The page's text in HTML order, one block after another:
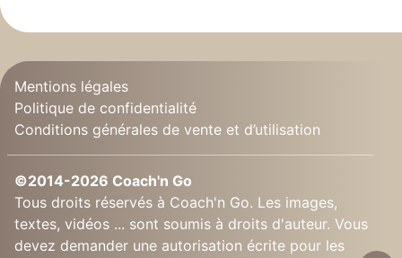
Mentions légales
Politique de confidentialité
Conditions générales de vente et d’utilisation
©2014-2026 Coach'n Go
Tous droits réservés à Coach'n Go. Les images,
textes, vidéos ... sont soumis à droits d'auteur. Vous
devez demander une autorisation écrite pour les